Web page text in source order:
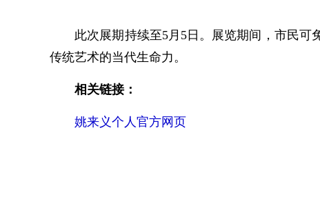
此次展期持续至5月5日。展览期间，市民可
传统艺术的当代生命力。
相关链接：
姚来义个人官方网页